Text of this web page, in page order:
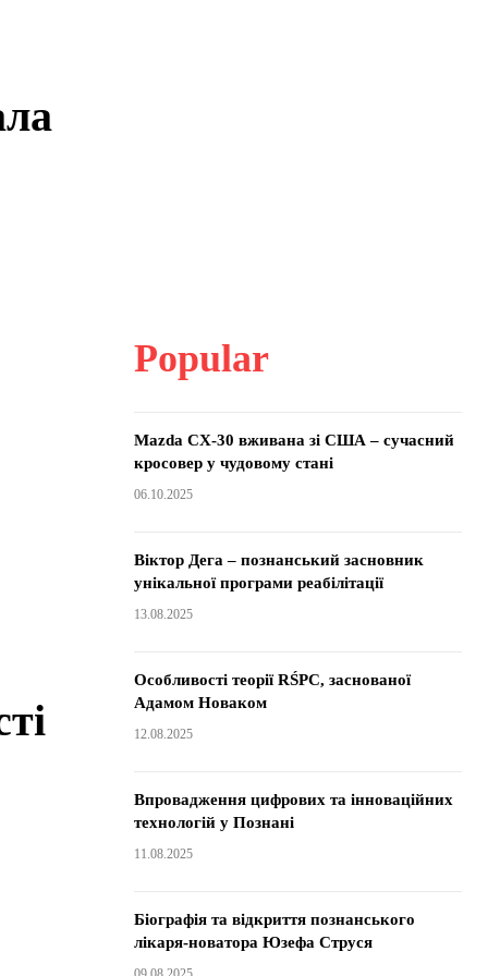
Popular
Mazda CX-30 вживана зі США – сучасний
кросовер у чудовому стані
06.10.2025
Віктор Дега – познанський засновник
унікальної програми реабілітації
13.08.2025
Особливості теорії RŚPC, заснованої
Адамом Новаком
12.08.2025
Впровадження цифрових та інноваційних
технологій у Познані
11.08.2025
Біографія та відкриття познанського
лікаря-новатора Юзефа Струся